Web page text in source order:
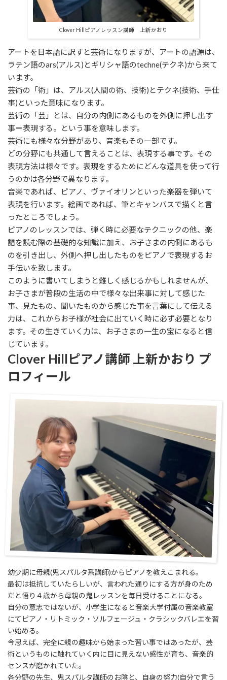
Clover Hillピアノレッスン講師 上新かおり
アートを日本語に訳すと芸術になりますが、アートの語源は、
ラテン語のars(アルス)とギリシャ語のtechne(テクネ)から来て
います。
芸術の「術」は、アルス(人間の術、技術)とテクネ(技術、手仕
事)といった意味になります。
芸術の「芸」とは、自分の内側にあるものを外側に押し出す
事＝表現する。という事を意味します。
芸術にも様々な分野があり、音楽もその一部です。
どの分野にも共通して言えることは、表現する事です。その
表現方法は様々です。表現をするためにどんな道具を使って行
うのかは各分野で異なります。
音楽であれば、ピアノ、ヴァイオリンといった楽器を弾いて
表現を行います。絵画であれば、筆とキャンバスで描くと言
ったところでしょう。
ピアノのレッスンでは、弾く時に必要なテクニックの他、楽
譜を読む際の基礎的な知識に加え、お子さまの内側にあるも
のを引き出し、外側へ押し出したものをピアノで表現するお
手伝いを致します。
このように書いてしまうと難しく感じるかもしれませんが、
お子さまが普段の生活の中で様々な出来事に対して感じた
事、見たもの、聞いたものから感じた事を言葉にして伝える
力は、これからお子様が社会に出ていく時に必ず必要となり
ます。その生きていく力は、お子さまの一生の宝になると信
じています。
Clover Hillピアノ講師 上新かおり プ
ロフィール
幼少期に母親(鬼スパルタ系講師)からピアノを教えこまれる。
最初は抵抗していたらしいが、言われた通りにする方が身のため
だと悟り４歳から母親の鬼レッスンを毎日受けることになる。
自分の意志ではないが、小学生になると音楽大学付属の音楽教室
にてピアノ・リトミック・ソルフェージュ・クラシックバレエを習
い始める。
今思えば、完全に親の趣味から始まった習い事ではあったが、芸
術というものに触れていく内に目に見えない感性が育ち、音楽的
センスが磨かれていた。
各分野の先生、鬼スパルタ講師のお陰と、自身の努力(自分で言う